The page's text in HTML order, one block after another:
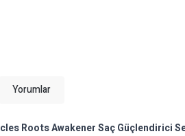
Yorumlar
Roots Awakener Saç Güçlendirici